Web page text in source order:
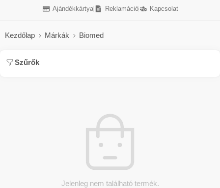
Ajándékkártya Reklamáció Kapcsolat
Kezdőlap Márkák Biomed
Szűrők
Jelenleg nem található termék.